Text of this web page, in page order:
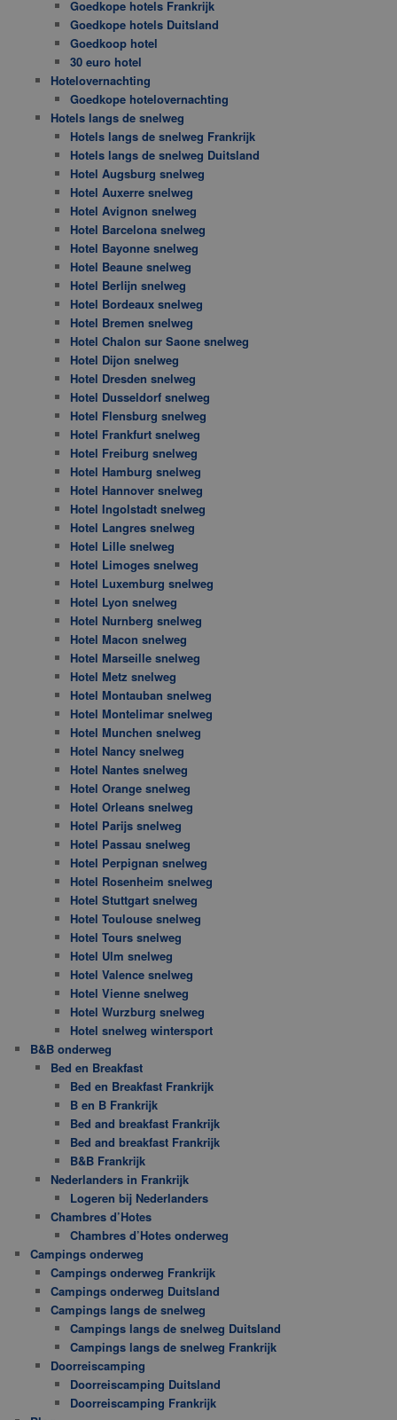
Goedkope hotels Frankrijk
Goedkope hotels Duitsland
Goedkoop hotel
30 euro hotel
Hotelovernachting
Goedkope hotelovernachting
Hotels langs de snelweg
Hotels langs de snelweg Frankrijk
Hotels langs de snelweg Duitsland
Hotel Augsburg snelweg
Hotel Auxerre snelweg
Hotel Avignon snelweg
Hotel Barcelona snelweg
Hotel Bayonne snelweg
Hotel Beaune snelweg
Hotel Berlijn snelweg
Hotel Bordeaux snelweg
Hotel Bremen snelweg
Hotel Chalon sur Saone snelweg
Hotel Dijon snelweg
Hotel Dresden snelweg
Hotel Dusseldorf snelweg
Hotel Flensburg snelweg
Hotel Frankfurt snelweg
Hotel Freiburg snelweg
Hotel Hamburg snelweg
Hotel Hannover snelweg
Hotel Ingolstadt snelweg
Hotel Langres snelweg
Hotel Lille snelweg
Hotel Limoges snelweg
Hotel Luxemburg snelweg
Hotel Lyon snelweg
Hotel Nurnberg snelweg
Hotel Macon snelweg
Hotel Marseille snelweg
Hotel Metz snelweg
Hotel Montauban snelweg
Hotel Montelimar snelweg
Hotel Munchen snelweg
Hotel Nancy snelweg
Hotel Nantes snelweg
Hotel Orange snelweg
Hotel Orleans snelweg
Hotel Parijs snelweg
Hotel Passau snelweg
Hotel Perpignan snelweg
Hotel Rosenheim snelweg
Hotel Stuttgart snelweg
Hotel Toulouse snelweg
Hotel Tours snelweg
Hotel Ulm snelweg
Hotel Valence snelweg
Hotel Vienne snelweg
Hotel Wurzburg snelweg
Hotel snelweg wintersport
B&B onderweg
Bed en Breakfast
Bed en Breakfast Frankrijk
B en B Frankrijk
Bed and breakfast Frankrijk
Bed and breakfast Frankrijk
B&B Frankrijk
Nederlanders in Frankrijk
Logeren bij Nederlanders
Chambres d’Hotes
Chambres d’Hotes onderweg
Campings onderweg
Campings onderweg Frankrijk
Campings onderweg Duitsland
Campings langs de snelweg
Campings langs de snelweg Duitsland
Campings langs de snelweg Frankrijk
Doorreiscamping
Doorreiscamping Duitsland
Doorreiscamping Frankrijk